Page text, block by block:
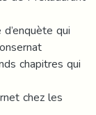
qui
chapitres qui
chez les